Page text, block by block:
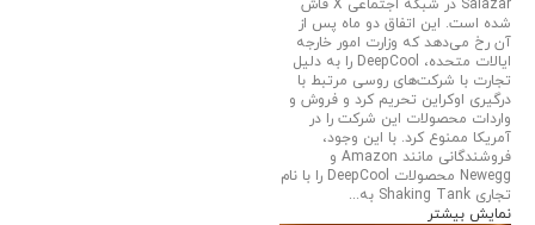
Salazar در شبکه اجتماعی X فاش
شده است. این اتفاق دو ماه پس از
آن رخ می‌دهد که وزارت امور خارجه
ایالات متحده، DeepCool را به دلیل
تجارت با شرکت‌های روسی مرتبط با
درگیری اوکراین تحریم کرد و فروش و
واردات محصولات این شرکت را در
آمریکا ممنوع کرد. با این وجود،
فروشندگانی مانند Amazon و
Newegg محصولات DeepCool را با نام
تجاری Shaking Tank به...
نمایش بیشتر